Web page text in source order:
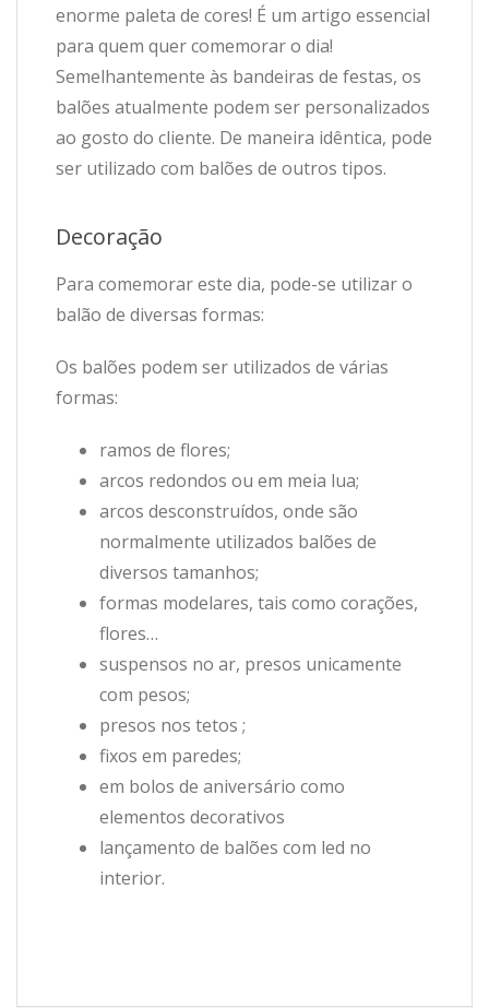
enorme paleta de cores! É um artigo essencial
para quem quer comemorar o dia!
Semelhantemente às bandeiras de festas, os
balões atualmente podem ser personalizados
ao gosto do cliente. De maneira idêntica, pode
ser utilizado com balões de outros tipos.
Decoração
Para comemorar este dia, pode-se utilizar o
balão de diversas formas:
Os balões podem ser utilizados de várias
formas:
ramos de flores;
arcos redondos ou em meia lua;
arcos desconstruídos, onde são
normalmente utilizados balões de
diversos tamanhos;
formas modelares, tais como corações,
flores…
suspensos no ar, presos unicamente
com pesos;
presos nos tetos ;
fixos em paredes;
em bolos de aniversário como
elementos decorativos
lançamento de balões com led no
interior.